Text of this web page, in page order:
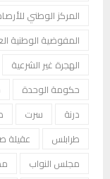
المركز الوطني
المفوضية الوطنية
الهجرة غير الشرعية
حكومة الوحدة
درنة
سرت
طرابلس
عقيلة
مجلس النواب